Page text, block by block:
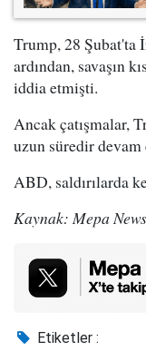
Trump, 28 Şubat'ta
ardından, savaşın
iddia etmişti.
Ancak çatışmalar,
uzun süredir devam
ABD, saldırılarda
Kaynak: Mepa News
Etiketler :